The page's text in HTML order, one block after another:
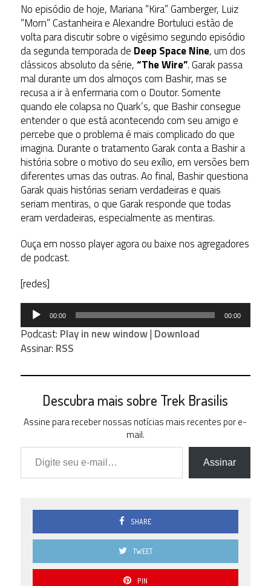
No episódio de hoje, Mariana “Kira” Gamberger, Luiz
“Morn” Castanheira e Alexandre Bortuluci estão de
volta para discutir sobre o vigésimo segundo episódio
da segunda temporada de Deep Space Nine, um dos
clássicos absoluto da série,“The Wire”. Garak passa
mal durante um dos almoços com Bashir, mas se
recusa a ir à enfermaria com o Doutor. Somente
quando ele colapsa no Quark’s, que Bashir consegue
entender o que está acontecendo com seu amigo e
percebe que o problema é mais complicado do que
imagina. Durante o tratamento Garak conta a Bashir a
história sobre o motivo do seu exílio, em versões bem
diferentes umas das outras. Ao final, Bashir questiona
Garak quais histórias seriam verdadeiras e quais
seriam mentiras, o que Garak responde que todas
eram verdadeiras, especialmente as mentiras.
Ouça em nosso player agora ou baixe nos agregadores
de podcast.
[redes]
Tocador
áudio
00:00 00:00
Podcast: Play in new window| Download
Assinar: RSS
Descubra mais sobre Trek Brasilis
Assine para receber nossas notícias mais recentes por e-
mail.
Digite seu e-mail…
Assinar
SHARE
TWEET
PIN